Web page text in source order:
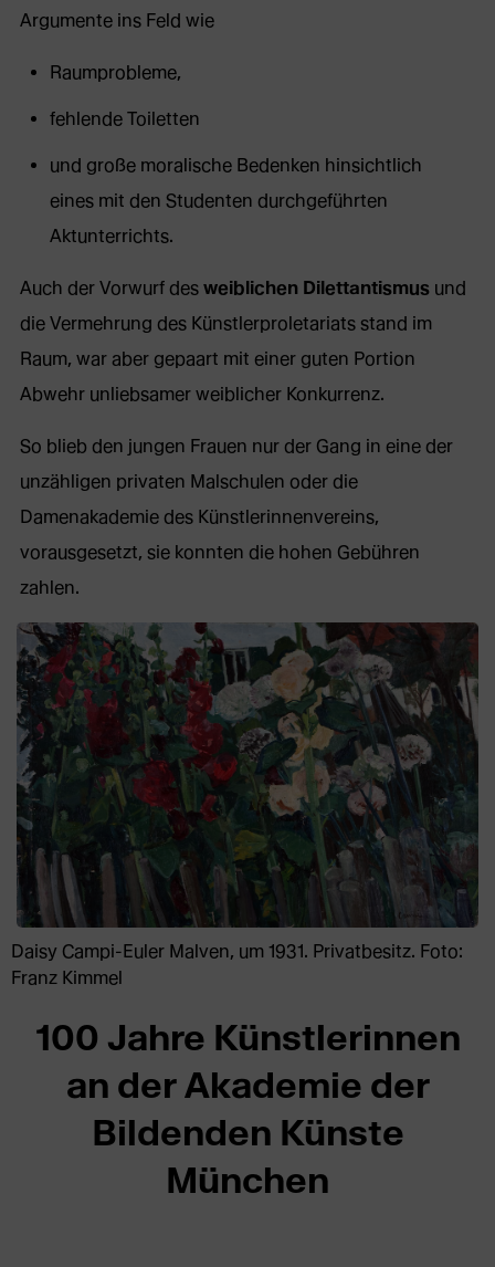
Argumente ins Feld wie
Raumprobleme,
fehlende Toiletten
und große moralische Bedenken hinsichtlich
eines mit den Studenten durchgeführten
Aktunterrichts.
Auch der Vorwurf des weiblichen Dilettantismusund
die Vermehrung des Künstlerproletariats stand im
Raum, war aber gepaart mit einer guten Portion
Abwehr unliebsamer weiblicher Konkurrenz.
So blieb den jungen Frauen nur der Gang in eine der
unzähligen privaten Malschulen oder die
Damenakademie des Künstlerinnenvereins,
vorausgesetzt, sie konnten die hohen Gebühren
zahlen.
Daisy Campi-Euler Malven, um 1931. Privatbesitz. Foto:
Franz Kimmel
100 Jahre Künstlerinnen
an der Akademie der
Bildenden Künste
München